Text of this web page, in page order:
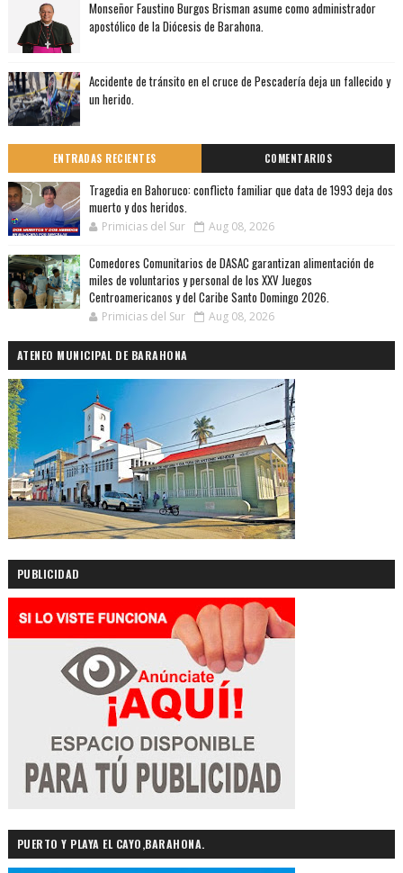
Monseñor Faustino Burgos Brisman asume como administrador
apostólico de la Diócesis de Barahona.
Accidente de tránsito en el cruce de Pescadería deja un fallecido y
un herido.
ENTRADAS RECIENTES COMENTARIOS
Tragedia en Bahoruco: conflicto familiar que data de 1993 deja dos
muerto y dos heridos.
Primicias del Sur Aug 08, 2026
Comedores Comunitarios de DASAC garantizan alimentación de
miles de voluntarios y personal de los XXV Juegos
Centroamericanos y del Caribe Santo Domingo 2026.
Primicias del Sur Aug 08, 2026
ATENEO MUNICIPAL DE BARAHONA
PUBLICIDAD
PUERTO Y PLAYA EL CAYO,BARAHONA.